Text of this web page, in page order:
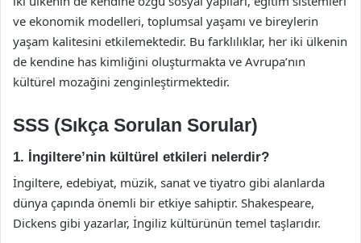
ve ekonomik modelleri, toplumsal yaşamı ve bireylerin
yaşam kalitesini etkilemektedir. Bu farklılıklar, her iki ülkenin
de kendine has kimliğini oluşturmakta ve Avrupa’nın
kültürel mozağini zenginleştirmektedir.
SSS (Sıkça Sorulan Sorular)
1. İngiltere’nin kültürel etkileri nelerdir?
İngiltere, edebiyat, müzik, sanat ve tiyatro gibi alanlarda
dünya çapında önemli bir etkiye sahiptir. Shakespeare,
Dickens gibi yazarlar, İngiliz kültürünün temel taşlarıdır.